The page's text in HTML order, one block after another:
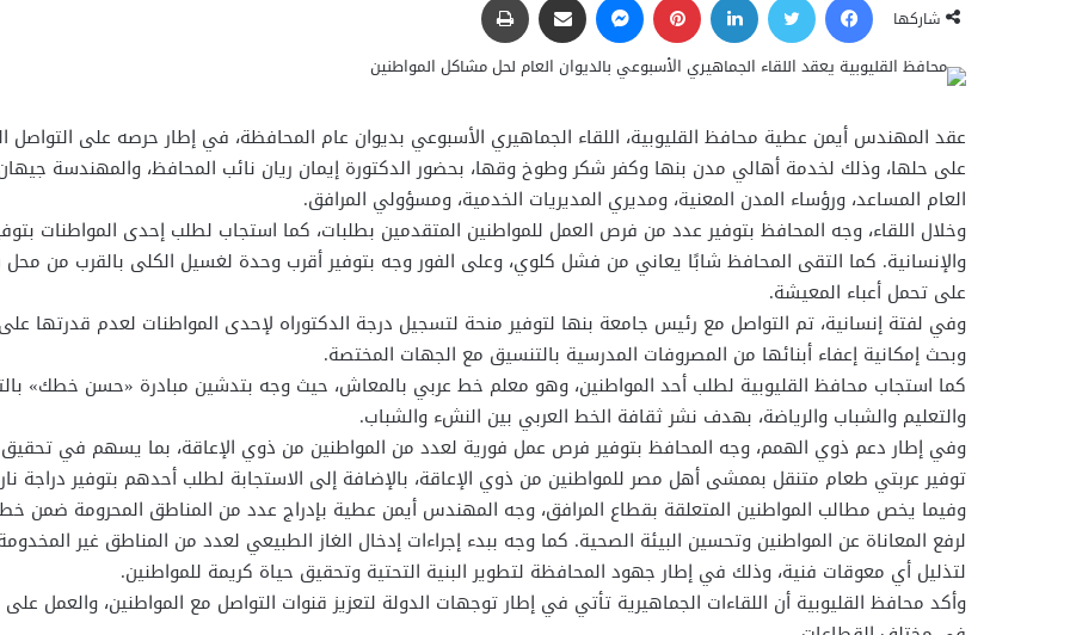
شاركها
عقد المهندس أيمن عطية محافظ القليوبية، اللقاء الجماهيري الأسبوعي بديوان عام المحافظة، في إطار حرصه على التواصل
على حلها، وذلك لخدمة أهالي مدن بنها وكفر شكر وطوخ وقها، بحضور الدكتورة إيمان ريان نائب المحافظ، والمهندسة
العام المساعد، ورؤساء المدن المعنية، ومديري المديريات الخدمية، ومسؤولي المرافق.
وخلال اللقاء، وجه المحافظ بتوفير عدد من فرص العمل للمواطنين المتقدمين بطلبات، كما استجاب لطلب إحدى المواطنات
والإنسانية. كما التقى المحافظ شابًا يعاني من فشل كلوي، وعلى الفور وجه بتوفير أقرب وحدة لغسيل الكلى بالقرب من
على تحمل أعباء المعيشة.
وفي لفتة إنسانية، تم التواصل مع رئيس جامعة بنها لتوفير منحة لتسجيل درجة الدكتوراه لإحدى المواطنات لعدم قدرتها
وبحث إمكانية إعفاء أبنائها من المصروفات المدرسية بالتنسيق مع الجهات المختصة.
كما استجاب محافظ القليوبية لطلب أحد المواطنين، وهو معلم خط عربي بالمعاش، حيث وجه بتدشين مبادرة «حسن خطك»
والتعليم والشباب والرياضة، بهدف نشر ثقافة الخط العربي بين النشء والشباب.
وفي إطار دعم ذوي الهمم، وجه المحافظ بتوفير فرص عمل فورية لعدد من المواطنين من ذوي الإعاقة، بما يسهم في
توفير عربتي طعام متنقل بممشى أهل مصر للمواطنين من ذوي الإعاقة، بالإضافة إلى الاستجابة لطلب أحدهم بتوفير دراجة
وفيما يخص مطالب المواطنين المتعلقة بقطاع المرافق، وجه المهندس أيمن عطية بإدراج عدد من المناطق المحرومة
لرفع المعاناة عن المواطنين وتحسين البيئة الصحية. كما وجه ببدء إجراءات إدخال الغاز الطبيعي لعدد من المناطق غير
لتذليل أي معوقات فنية، وذلك في إطار جهود المحافظة لتطوير البنية التحتية وتحقيق حياة كريمة للمواطنين.
وأكد محافظ القليوبية أن اللقاءات الجماهيرية تأتي في إطار توجهات الدولة لتعزيز قنوات التواصل مع المواطنين، والعمل